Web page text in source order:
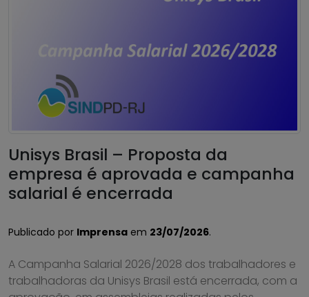
Unisys Brasil – Proposta da
empresa é aprovada e campanha
salarial é encerrada
Publicado por Imprensa em 23/07/2026.
A Campanha Salarial 2026/2028 dos trabalhadores e
trabalhadoras da Unisys Brasil está encerrada, com a